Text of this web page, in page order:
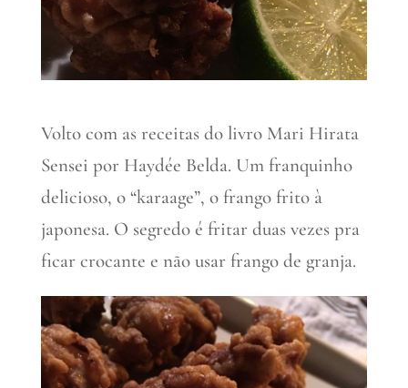
Volto com as receitas do livro Mari Hirata
Sensei por Haydée Belda. Um franquinho
delicioso, o “karaage”, o frango frito à
japonesa. O segredo é fritar duas vezes pra
ficar crocante e não usar frango de granja.